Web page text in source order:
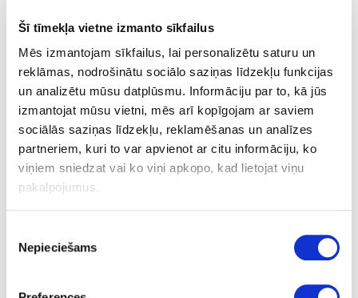
Šī tīmekļa vietne izmanto sīkfailus
Mēs izmantojam sīkfailus, lai personalizētu saturu un
reklāmas, nodrošinātu sociālo saziņas līdzekļu funkcijas
un analizētu mūsu datplūsmu. Informāciju par to, kā jūs
izmantojat mūsu vietni, mēs arī kopīgojam ar saviem
sociālās saziņas līdzekļu, reklamēšanas un analīzes
partneriem, kuri to var apvienot ar citu informāciju, ko
viņiem sniedzat vai ko viņi apkopo, kad lietojat viņu
pakalpojumus.
izvēle
Nepieciešams
Evolift Folding
Evolift Flap